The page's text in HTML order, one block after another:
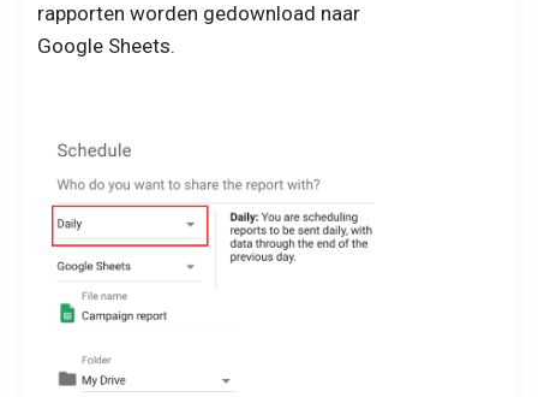
rapporten worden gedownload naar
Google Sheets.